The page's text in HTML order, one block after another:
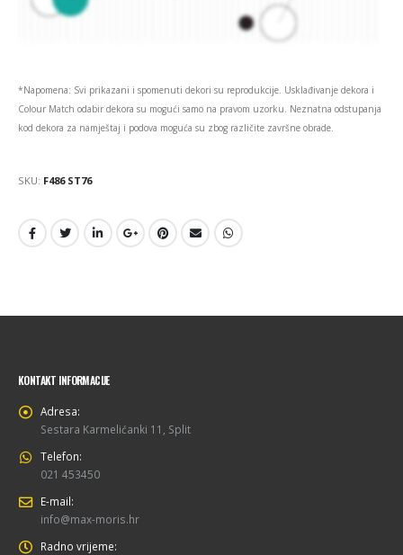
*Napomena: Svi prikazani i spomenuti dekori su reprodukcije. Usklađivanje dekora i
Colour Match odabir dekora su mogući samo na pravom uzorku. Neznatna odstupanja
kod dekora za namještaj i podova moguća su zbog različite završne obrade.
SKU: F486 ST76
KONTAKT INFORMACIJE
Adresa:
Sestara Karmelićanki 11, Split
Telefon:
021 453450
E-mail:
info@max-moris.hr
Radno vrijeme: